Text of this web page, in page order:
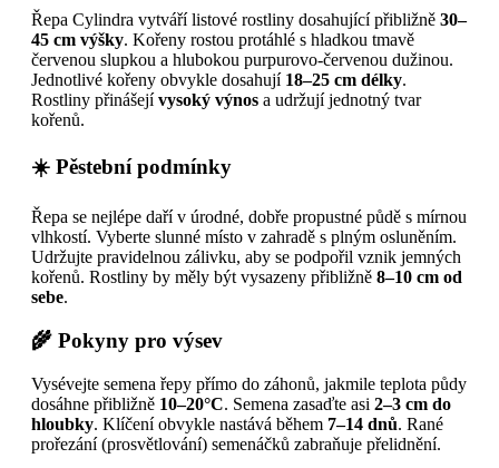
Řepa Cylindra vytváří listové rostliny dosahující přibližně 30–
45 cm výšky. Kořeny rostou protáhlé s hladkou tmavě
červenou slupkou a hlubokou purpurovo-červenou dužinou.
Jednotlivé kořeny obvykle dosahují 18–25 cm délky.
Rostliny přinášejívysoký výnos a udržují jednotný tvar
kořenů.
☀️ Pěstební podmínky
Řepa se nejlépe daří v úrodné, dobře propustné půdě s mírnou
vlhkostí. Vyberte slunné místo v zahradě s plným osluněním.
Udržujte pravidelnou zálivku, aby se podpořil vznik jemných
kořenů. Rostliny by měly být vysazeny přibližně 8–10 cm od
sebe.
🌾 Pokyny pro výsev
Vysévejte semena řepy přímo do záhonů, jakmile teplota půdy
dosáhne přibližně 10–20°C. Semena zasaďte asi 2–3 cm do
hloubky. Klíčení obvykle nastává během 7–14 dnů. Rané
prořezání (prosvětlování) semenáčků zabraňuje přelidnění.